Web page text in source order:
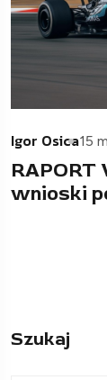
Igor Osica15
RAPORT
wnioski
Szukaj